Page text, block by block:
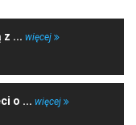
z ... więcej
o ... więcej